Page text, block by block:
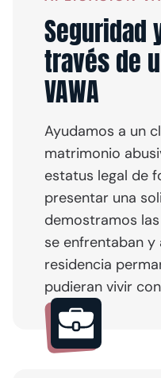
Seguridad
través de
VAWA
Ayudamos a un
matrimonio
estatus legal de
presentar una
demostramos
se enfrentaban y
residencia
pudieran vivir